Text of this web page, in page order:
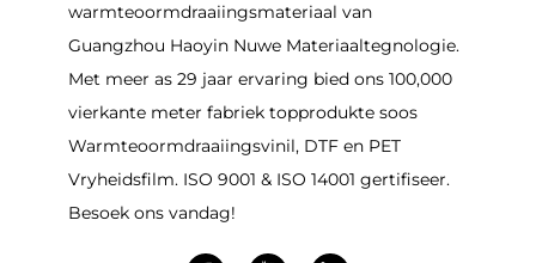
warmteoormdraaiingsmateriaal van
Guangzhou Haoyin Nuwe Materiaaltegnologie.
Met meer as 29 jaar ervaring bied ons 100,000
vierkante meter fabriek topprodukte soos
Warmteoormdraaiingsvinil, DTF en PET
Vryheidsfilm. ISO 9001 & ISO 14001 gertifiseer.
Besoek ons vandag!